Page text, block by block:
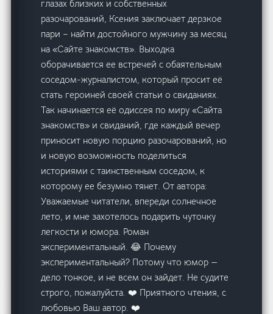
глазах близких и собственных
разочарований, Ксения заключает дерзкое
пари – найти достойного мужчину за месяц
на «Сайте знакомств». Выходка
оборачивается ее встречей с обаятельным
соседом-журналистом, который просит её
стать героиней своей статьи о свиданиях.
Так начинается её одиссея по миру «Сайта
знакомств» и свиданий, где каждый вечер
приносит новую порцию разочарований, но
и новую возможность поделиться
историями с таинственным соседом, к
которому ее безумно тянет. От автора:
Уважаемые читатели, впереди солнечное
лето, и мне захотелось подарить чуточку
легкости и юмора. Роман
экспериментальный. 😂 Почему
экспериментальный? Потому что юмор —
дело тонкое, и не всем он зайдет. Не судите
строго, пожалуйста. ‍❤️‍ Приятного чтения, с
любовью Ваш автор. ‍❤️‍